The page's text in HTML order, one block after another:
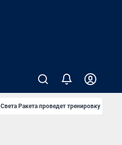
Света Ракета проведет тренировку